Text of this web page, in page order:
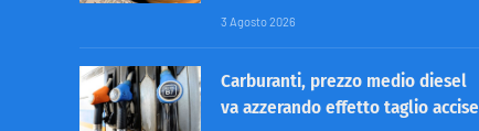
3 Agosto 2026
Carburanti, prezzo medio diesel
va azzerando effetto taglio accise